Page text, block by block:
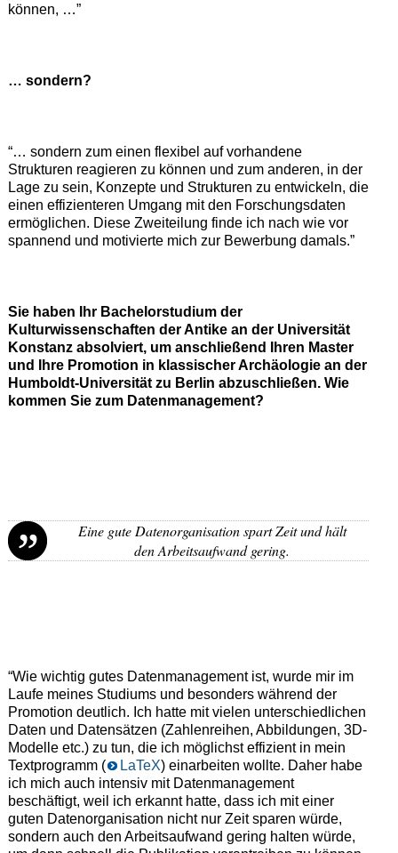
können, …”
… sondern?
“… sondern zum einen flexibel auf vorhandene
Strukturen reagieren zu können und zum anderen, in der
Lage zu sein, Konzepte und Strukturen zu entwickeln, die
einen effizienteren Umgang mit den Forschungsdaten
ermöglichen. Diese Zweiteilung finde ich nach wie vor
spannend und motivierte mich zur Bewerbung damals.”
Sie haben Ihr Bachelorstudium der
Kulturwissenschaften der Antike an der Universität
Konstanz absolviert, um anschließend Ihren Master
und Ihre Promotion in klassischer Archäologie an der
Humboldt-Universität zu Berlin abzuschließen. Wie
kommen Sie zum Datenmanagement?
Eine gute Datenorganisation spart Zeit und hält
den Arbeitsaufwand gering.
“Wie wichtig gutes Datenmanagement ist, wurde mir im
Laufe meines Studiums und besonders während der
Promotion deutlich. Ich hatte mit vielen unterschiedlichen
Daten und Datensätzen (Zahlenreihen, Abbildungen, 3D-
Modelle etc.) zu tun, die ich möglichst effizient in mein
Textprogramm (
LaTeX) einarbeiten wollte. Daher habe
ich mich auch intensiv mit Datenmanagement
beschäftigt, weil ich erkannt hatte, dass ich mit einer
guten Datenorganisation nicht nur Zeit sparen würde,
sondern auch den Arbeitsaufwand gering halten würde,